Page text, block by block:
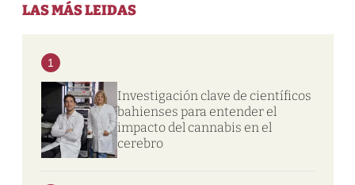
LAS MÁS LEIDAS
1
Investigación clave de científicos
bahienses para entender el
impacto del cannabis en el
cerebro